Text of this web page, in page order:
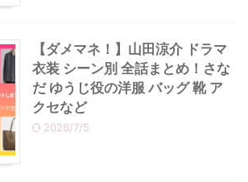
【ダメマネ！】山田涼介 ドラマ
衣装 シーン別 全話まとめ！さな
だ ゆうじ役の洋服 バッグ 靴 ア
クセなど
2026/7/5